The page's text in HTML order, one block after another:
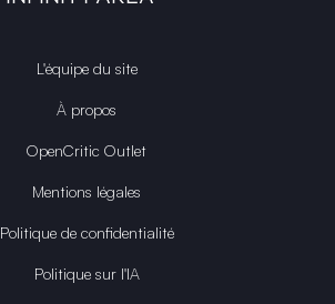
L'équipe du site
À propos
OpenCritic Outlet
Mentions légales
Politique de confidentialité
Politique sur l'IA